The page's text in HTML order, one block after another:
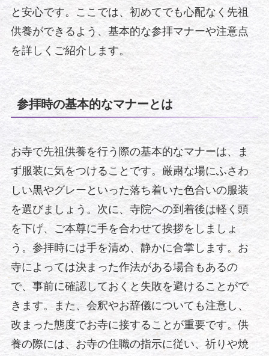
と安心です。ここでは、初めてでも心配なく先祖
供養ができるよう、基本的な参拝マナーや注意点
を詳しくご紹介します。
参拝時の基本的なマナーとは
お寺で先祖供養を行う際の基本的なマナーは、ま
ず服装に気をつけることです。厳粛な場にふさわ
しい黒やグレーといった落ち着いた色合いの服装
を選びましょう。次に、寺院への到着後は軽く頭
を下げ、ご本尊に手を合わせて挨拶をしましょ
う。参拝時には手を清め、静かに合掌します。お
寺によっては決まった作法がある場合もあるの
で、事前に確認しておくと失敗を避けることがで
きます。また、会釈やお辞儀についても注意し、
改まった態度でお寺に接することが重要です。供
養の際には、お寺の住職の指示に従い、祈りや焼